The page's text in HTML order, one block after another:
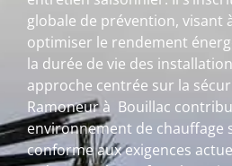
globale de prévention, visant
optimiser le rendement
la durée de vie des
approche centrée sur la
Ramoneur à Bouillac
environnement de chauffage
conforme aux exigences